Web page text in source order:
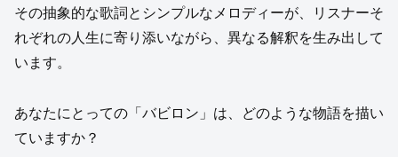
その抽象的な歌詞とシンプルなメロディーが、リスナーそ
れぞれの人生に寄り添いながら、異なる解釈を生み出して
います。
あなたにとっての「バビロン」は、どのような物語を描い
ていますか？